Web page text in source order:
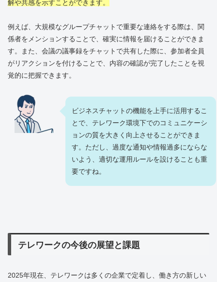
解や共感を示すことができます。
例えば、大規模なグループチャットで重要な連絡をする際は、関
係者をメンションすることで、確実に情報を届けることができま
す。また、会議の議事録をチャットで共有した際に、参加者全員
がリアクションを付けることで、内容の確認が完了したことを視
覚的に把握できます。
ビジネスチャットの機能を上手に活用するこ
とで、テレワーク環境下でのコミュニケーシ
ョンの質を大きく向上させることができま
す。ただし、過度な通知や情報過多にならな
いよう、適切な運用ルールを設けることも重
要ですね。
テレワークの今後の展望と課題
2025年現在、テレワークは多くの企業で定着し、働き方の新しい